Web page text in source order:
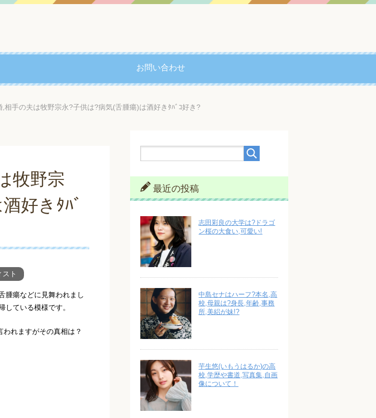
お問い合わせ
相手の夫は牧野宗永?子供は?病気(舌腫瘍)は酒好きﾀﾊﾞｺ好き?
牧野宗
好きﾀﾊﾞ
スト
腫瘍などに見舞われまし
ている模様です。
れますがその真相は？
最近の投稿
志田彩良の大学は?ドラゴ
ン桜の大食い,可愛い!
中島セナはハーフ?本名,高
校,母親は?身長,年齢,事務
所,美絽が妹!?
芋生悠(いもうはるか)の高
校,学歴や書道,写真集,自画
像について！